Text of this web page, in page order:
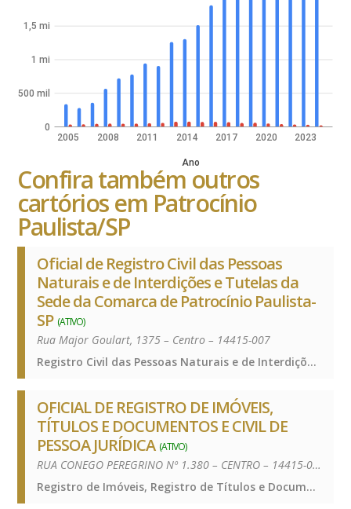
2005 2008 2011 2014 2017 2020 2023
Ano
0
500 mil
1 mi
1,5 mi
Confira também outros
cartórios em Patrocínio
Paulista/SP
Oficial de Registro Civil das Pessoas
Naturais e de Interdições e Tutelas da
Sede da Comarca de Patrocínio Paulista-
SP (ATIVO)
Rua Major Goulart, 1375 – Centro – 14415-007
Registro Civil das Pessoas Naturais e de Interdições e Tutelas, Registro Civil das Pessoas Naturais e de Interdições e Tutelas, Registro Civil das Pessoas Naturais e de Interdições e Tutelas
OFICIAL DE REGISTRO DE IMÓVEIS,
TÍTULOS E DOCUMENTOS E CIVIL DE
PESSOA JURÍDICA (ATIVO)
RUA CONEGO PEREGRINO Nº 1.380 – CENTRO – 14415-000
Registro de Imóveis, Registro de Títulos e Documentos e Civis das Pessoas Jurídicas, Registro de Imóveis, Registro de Títulos e Documentos e Civis das Pessoas Jurídicas, Registro de Imóveis, Registro de Títulos e Documentos e Civis das Pessoas Jurídicas